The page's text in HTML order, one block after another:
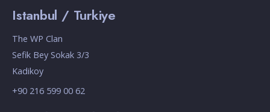
Istanbul / Turkiye
The WP Clan
Sefik Bey Sokak 3/3
Kadikoy
+90 216 599 00 62